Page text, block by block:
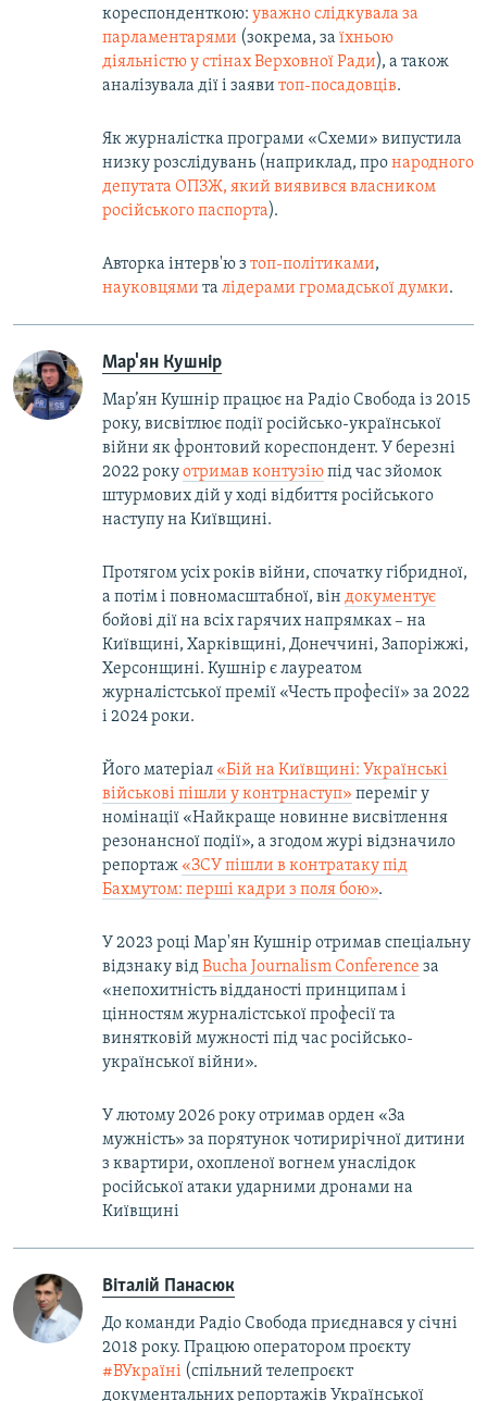
кореспонденткою: уважно слідкувала за
парламентарями (зокрема, за їхньою
діяльністю у стінах Верховної Ради), а також
аналізувала дії і заяви топ-посадовців.
Як журналістка програми ​«Схеми»​ випустила
низку розслідувань (наприклад, пронародного
депутата ОПЗЖ, який виявився власником
російського паспорта).
Авторка інтерв'ю з топ-політиками,
науковцями та лідерами громадської думки.
Мар'ян Кушнір
Мар’ян Кушнір працює на Радіо Свобода із 2015
року, висвітлює події російсько-української
війни як фронтовий кореспондент. У березні
2022 рокуотримав контузіюпід час зйомок
штурмових дій у ході відбиття російського
наступу на Київщині.
Протягом усіх років війни, спочатку гібридної,
а потім і повномасштабної, він документує
бойові дії на всіх гарячих напрямках – на
Київщині, Харківщині, Донеччині, Запоріжжі,
Херсонщині. Кушнір є лауреатом
журналістської премії «Честь професії» за 2022
і 2024 роки.
Його матеріал «Бій на Київщині: Українські
військові пішли у контрнаступ» переміг у
номінації «Найкраще новинне висвітлення
резонансної події», а згодом журі відзначило
репортаж «ЗСУ пішли в контратаку під
Бахмутом: перші кадри з поля бою».
У 2023 році Мар'ян Кушнір отримав спеціальну
відзнаку відBucha Journalism Conference за
«непохитність відданості принципам і
цінностям журналістської професії та
винятковій мужності під час російсько-
української війни».
У лютому 2026 року отримав орден «За
мужність» за порятунок чотирирічної дитини
з квартири, охопленої вогнем унаслідок
російської атаки ударними дронами на
Київщині
Віталій Панасюк
До команди Радіо Свобода приєднався у січні
2018 року. Працюю оператором проєкту
#ВУкраїні (спільний телепроєкт
документальних репортажів Української